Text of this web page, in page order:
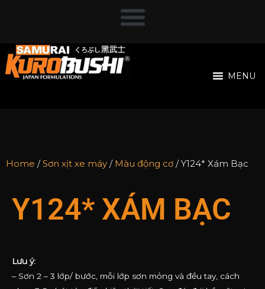
MENU
Home /Sơn xịt xe máy / Màu động cơ / Y124* Xám Bạc
Y124* XÁM BẠC
Lưu ý:
– Sơn 2 – 3 lớp/ bước, mỗi lớp sơn mỏng và đều tay, cách